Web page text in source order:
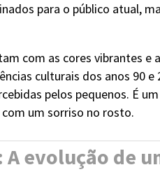
para o público atual,
com as cores vibrantes e
culturais dos anos 90 e
pelos pequenos. É
um sorriso no rosto.
evolução de